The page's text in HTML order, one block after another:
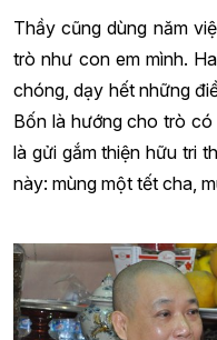
Thầy cũng dùng năm
trò như con em mình.
chóng, dạy hết những
Bốn là hướng cho trò có
là gửi gắm thiện hữu tri
này: mùng một tết cha,